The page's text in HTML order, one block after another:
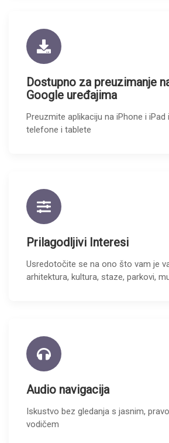
Dostupno za preuzimanje
Google uređajima
Preuzmite aplikaciju na iPhone i iPad
telefone i tablete
Prilagodljivi Interesi
Usredotočite se na ono što vam je
arhitektura, kultura, staze, parkovi,
Audio navigacija
Iskustvo bez gledanja s jasnim,
vodičem